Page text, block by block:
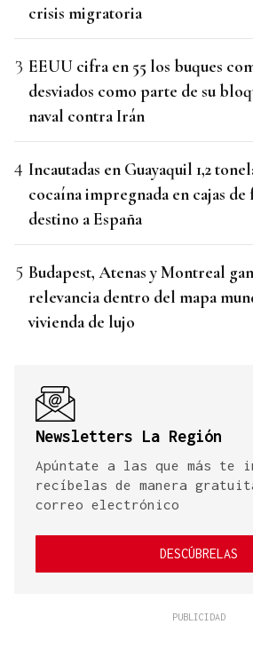
crisis migratoria
EEUU cifra en 55 los buques
desviados como parte de su
naval contra Irán
Incautadas en Guayaquil 1,2
cocaína impregnada en cajas de
destino a España
Budapest, Atenas y Montreal
relevancia dentro del mapa
vivienda de lujo
Newsletters La Región
Apúntate a las que más te
recíbelas de manera
correo electrónico
DESCÚBRELAS